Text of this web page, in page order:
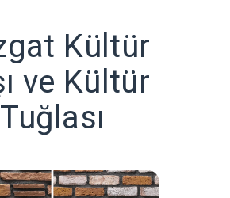
Kültür
ve Kültür
Tuğlası